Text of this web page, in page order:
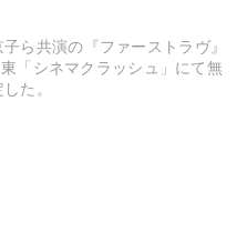
ら共演の『ファーストラヴ』
「シネマクラッシュ」にて無
た。